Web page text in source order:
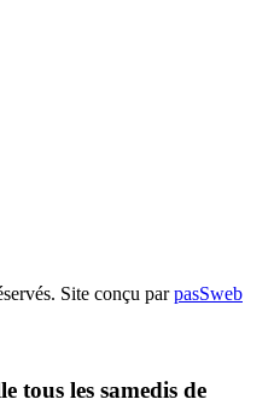
Site conçu parpasSweb
tous les samedis de